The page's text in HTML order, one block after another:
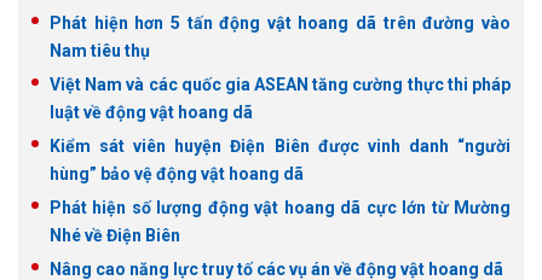
Phát hiện hơn 5 tấn động vật hoang dã trên đường vào
Nam tiêu thụ
Việt Nam và các quốc gia ASEAN tăng cường thực thi pháp
luật về động vật hoang dã
Kiểm sát viên huyện Điện Biên được vinh danh “người
hùng” bảo vệ động vật hoang dã
Phát hiện số lượng động vật hoang dã cực lớn từ Mường
Nhé về Điện Biên
Nâng cao năng lực truy tố các vụ án về động vật hoang dã